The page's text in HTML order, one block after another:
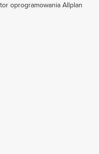
oprogramowania Allplan